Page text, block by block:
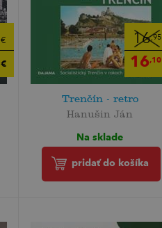
€
€
16,95
16,10
Trenčín - retro
Hanušin Ján
Na sklade
pridať do košíka